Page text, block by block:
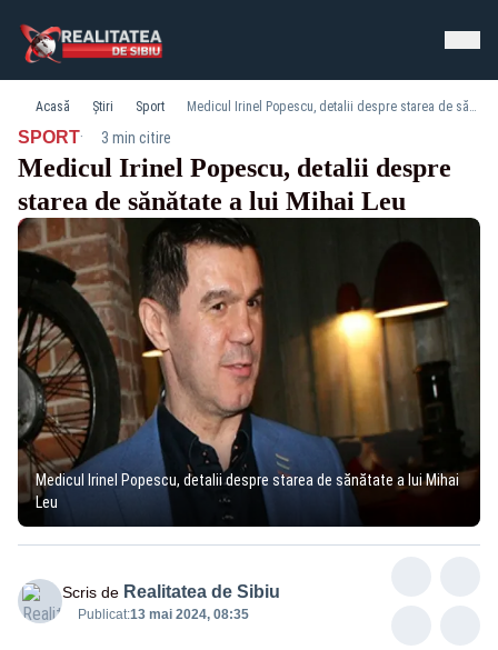
Acasă Știri Sport Medicul Irinel Popescu, detalii despre starea de sănătate a lui Mihai Leu
SPORT· 3 min citire
Medicul Irinel Popescu, detalii despre
starea de sănătate a lui Mihai Leu
Medicul Irinel Popescu, detalii despre starea de sănătate a lui Mihai
Leu
Scris de Realitatea de Sibiu
Publicat:13 mai 2024, 08:35